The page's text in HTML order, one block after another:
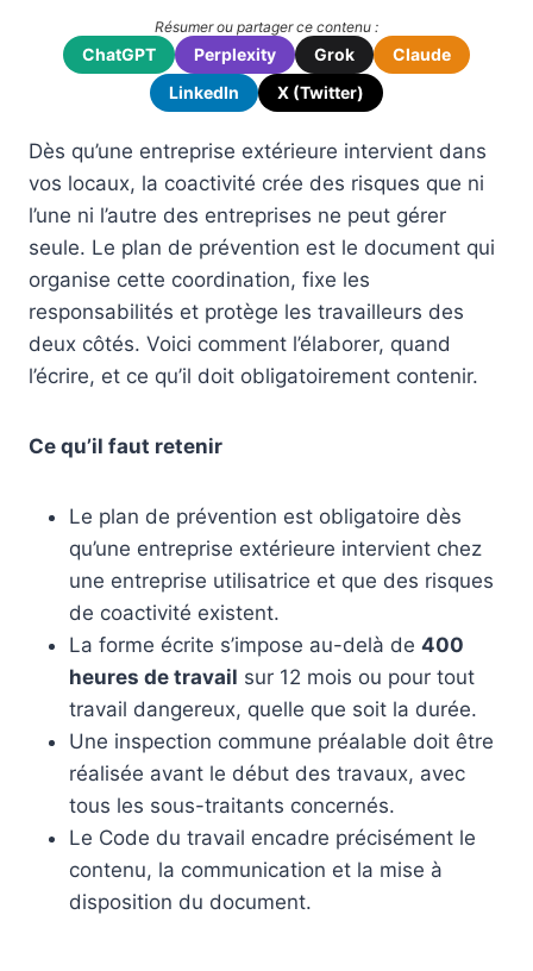
Résumer ou partager ce contenu :
ChatGPT Perplexity Grok
Claude
LinkedIn
X (Twitter)
Dès qu’une entreprise extérieure intervient dans
vos locaux, la coactivité crée des risques que ni
l’une ni l’autre des entreprises ne peut gérer
seule. Le plan de prévention est le document qui
organise cette coordination, fixe les
responsabilités et protège les travailleurs des
deux côtés. Voici comment l’élaborer, quand
l’écrire, et ce qu’il doit obligatoirement contenir.
Ce qu’il faut retenir
Le plan de prévention est obligatoire dès
qu’une entreprise extérieure intervient chez
une entreprise utilisatrice et que des risques
de coactivité existent.
La forme écrite s’impose au-delà de 400
heures de travail sur 12 mois ou pour tout
travail dangereux, quelle que soit la durée.
Une inspection commune préalable doit être
réalisée avant le début des travaux, avec
tous les sous-traitants concernés.
Le Code du travail encadre précisément le
contenu, la communication et la mise à
disposition du document.